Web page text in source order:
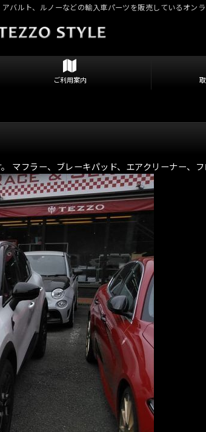
バルト、ルノーなどの輸入車パーツを販売しているオン
ご利用案内
マフラー、ブレーキパッド、エアクリーナー、